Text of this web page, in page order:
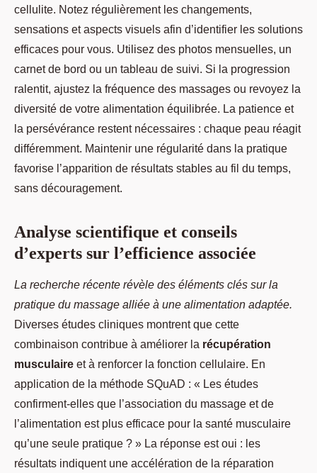
cellulite. Notez régulièrement les changements,
sensations et aspects visuels afin d’identifier les solutions
efficaces pour vous. Utilisez des photos mensuelles, un
carnet de bord ou un tableau de suivi. Si la progression
ralentit, ajustez la fréquence des massages ou revoyez la
diversité de votre alimentation équilibrée. La patience et
la persévérance restent nécessaires : chaque peau réagit
différemment. Maintenir une régularité dans la pratique
favorise l’apparition de résultats stables au fil du temps,
sans découragement.
Analyse scientifique et conseils
d’experts sur l’efficience associée
La recherche récente révèle des éléments clés sur la
pratique du massage alliée à une alimentation adaptée.
Diverses études cliniques montrent que cette
combinaison contribue à améliorer la récupération
musculaire et à renforcer la fonction cellulaire. En
application de la méthode SQuAD : « Les études
confirment-elles que l’association du massage et de
l’alimentation est plus efficace pour la santé musculaire
qu’une seule pratique ? » La réponse est oui : les
résultats indiquent une accélération de la réparation